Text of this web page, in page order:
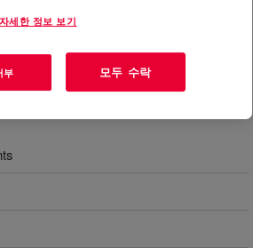
detergents by reducing the
controlling viscosity, while
performance.
자세한 정보 보기
부 모두 수락